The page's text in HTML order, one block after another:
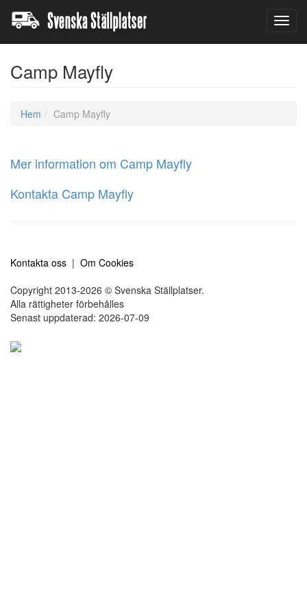
Camp Mayfly
Hem Camp Mayfly
Mer information om Camp Mayfly
Kontakta Camp Mayfly
Kontakta oss | Om Cookies
Copyright 2013-2026 © Svenska Ställplatser.
Alla rättigheter förbehålles
Senast uppdaterad: 2026-07-09